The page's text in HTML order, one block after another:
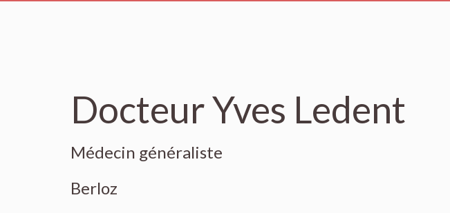
Docteur Yves Ledent
Médecin généraliste
Berloz